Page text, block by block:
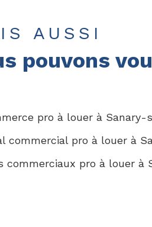
AUSSI
pouvons
pro à louer à Sanary-
commercial pro à louer à
commerciaux pro à louer à